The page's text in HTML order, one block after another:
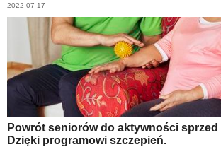
2022-07-17
Powrót seniorów do aktywności sprzed
Dzięki programowi szczepień.